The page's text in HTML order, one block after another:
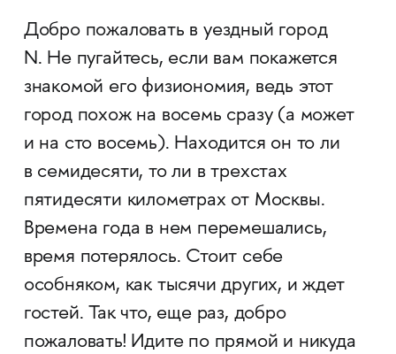
Добро пожаловать в уездный город
N. Не пугайтесь, если вам покажется
знакомой его физиономия, ведь этот
город похож на восемь сразу (а может
и на сто восемь). Находится он то ли
в семидесяти, то ли в трехстах
пятидесяти километрах от Москвы.
Времена года в нем перемешались,
время потерялось. Стоит себе
особняком, как тысячи других, и ждет
гостей. Так что, еще раз, добро
пожаловать! Идите по прямой и никуда